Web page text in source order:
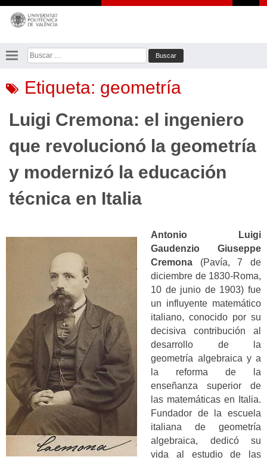
Saltar
contenido
Buscar:
Etiqueta: geometría
Luigi Cremona: el ingeniero
que revolucionó la geometría
y modernizó la educación
técnica en Italia
Antonio Luigi
Gaudenzio Giuseppe
Cremona (Pavía, 7 de
diciembre de 1830-Roma,
10 de junio de 1903) fue
un influyente matemático
italiano, conocido por su
decisiva contribución al
desarrollo de la
geometría algebraica y a
la reforma de la
enseñanza superior de
las matemáticas en Italia.
Fundador de la escuela
italiana de geometría
algebraica, dedicó su
vida al estudio de las